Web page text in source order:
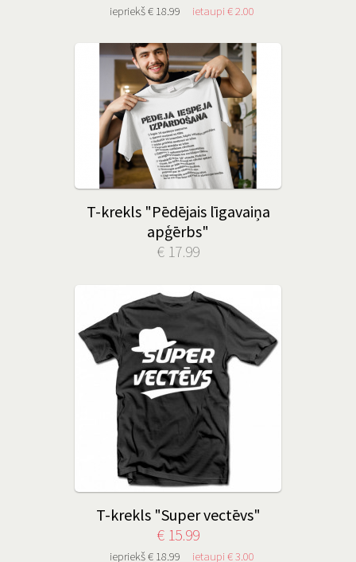
iepriekš € 18.99 ietaupi € 2.00
T-krekls "Pēdējais līgavaiņa
apģērbs"
€ 17.99
T-krekls "Super vectēvs"
€ 15.99
iepriekš € 18.99 ietaupi € 3.00